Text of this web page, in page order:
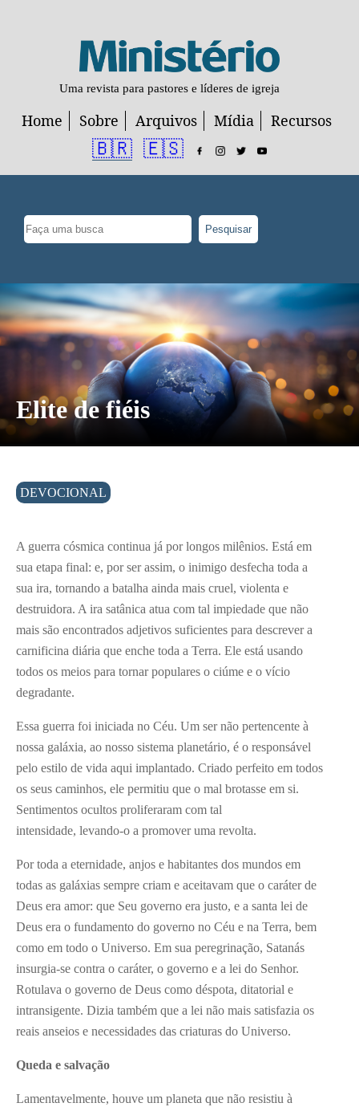
Uma revista para pastores e líderes de igreja
Home Sobre Arquivos Mídia Recursos
🇧🇷 🇪🇸
Pesquisar
Elite de fiéis
DEVOCIONAL
A guerra cósmica continua já por longos milênios. Está em
sua etapa final: e, por ser assim, o inimigo desfecha toda a
sua ira, tornando a batalha ainda mais cruel, violenta e
destruidora. A ira satânica atua com tal impiedade que não
mais são encontrados adjetivos suficientes para descrever a
carnificina diária que enche toda a Terra. Ele está usando
todos os meios para tornar populares o ciúme e o vício
degradante.
Essa guerra foi iniciada no Céu. Um ser não pertencente à
nossa galáxia, ao nosso sistema planetário, é o responsável
pelo estilo de vida aqui implantado. Criado perfeito em todos
os seus caminhos, ele permitiu que o mal brotasse em si.
Sentimentos ocultos proliferaram com tal
intensidade, levando-o a promover uma revolta.
Por toda a eternidade, anjos e habitantes dos mundos em
todas as galáxias sempre criam e aceitavam que o caráter de
Deus era amor: que Seu governo era justo, e a santa lei de
Deus era o fundamento do governo no Céu e na Terra, bem
como em todo o Universo. Em sua peregrinação, Satanás
insurgia-se contra o caráter, o governo e a lei do Senhor.
Rotulava o governo de Deus como déspota, ditatorial e
intransigente. Dizia também que a lei não mais satisfazia os
reais anseios e necessidades das criaturas do Universo.
Queda e salvação
Lamentavelmente, houve um planeta que não resistiu à